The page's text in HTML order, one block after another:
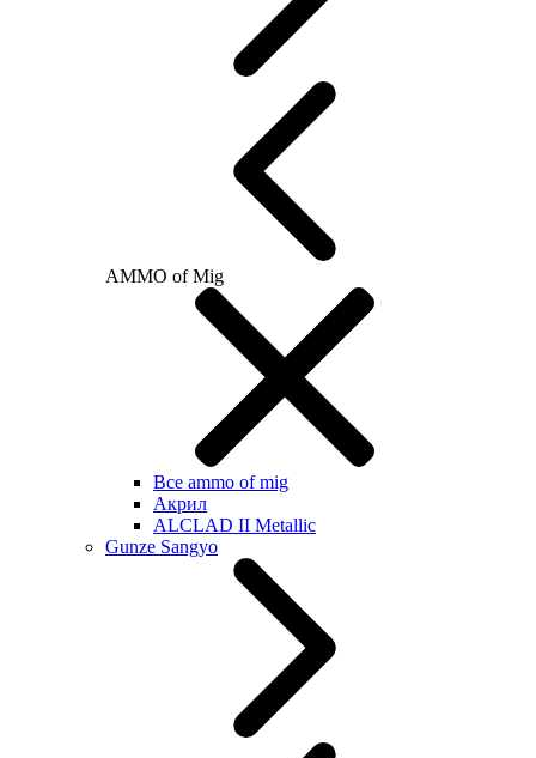
AMMO of Mig
Все ammo of mig
Акрил
ALCLAD II Metallic
Gunze Sangyo